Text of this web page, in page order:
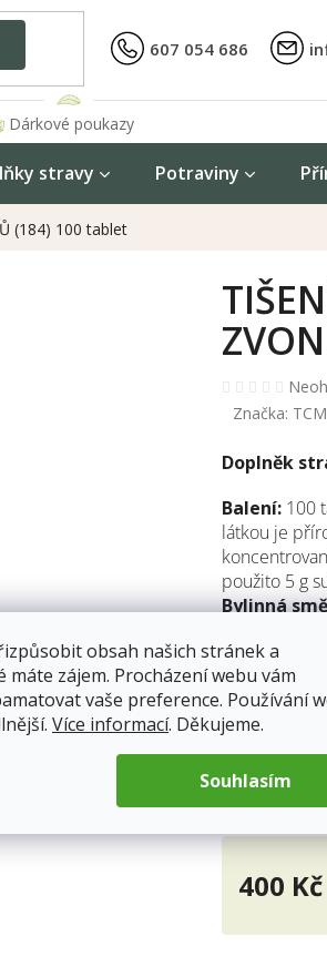
obsah našich stránek a
zájem. Procházení webu vám
vaše preference. Používání
Více informací. Děkujeme.
Souhlasím
607 054 686
Dárkové poukazy
stravy Potraviny
(184) 100 tablet
Skladem
Doplněk
Balení: 100
látkou je
použito 5 g
Bylinná
Dávkování:
tablety 3x
Výrobce:
0,0
5
Značka:
400 Kč